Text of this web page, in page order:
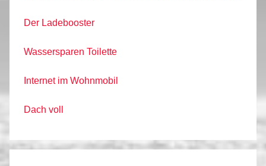
Der Ladebooster
Wassersparen Toilette
Internet im Wohnmobil
Dach voll